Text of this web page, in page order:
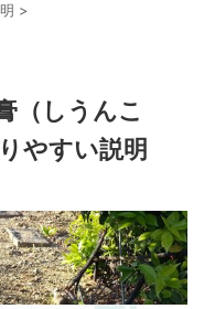
>
（しうんこ
やすい説明